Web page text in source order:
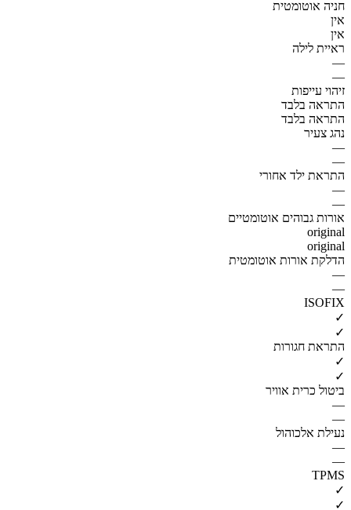
חניה אוטומטית
אין
אין
ראיית לילה
—
—
זיהוי עייפות
התראה בלבד
התראה בלבד
נהג צעיר
—
—
התראת ילד אחורי
—
—
אורות גבוהים אוטומטיים
original
original
הדלקת אורות אוטומטית
—
—
ISOFIX
✓
✓
התראת חגורות
✓
✓
ביטול כרית אוויר
—
—
נעילת אלכוהול
—
—
TPMS
✓
✓